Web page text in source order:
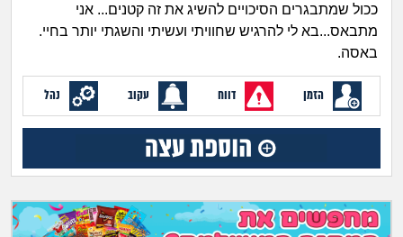
הורות ומשפחה
מהבקו"ם... ועד מתי?!
לימודים וסטודנטים
עבודה וקריירה
ככול שמתבגרים הסיכויים להשיג את זה קטנים... אני
מתבאס...בא לי להרגיש שחוויתי ועשיתי והשגתי יותר בחיי.
באסה.
הזמן דווח עקוב נהל